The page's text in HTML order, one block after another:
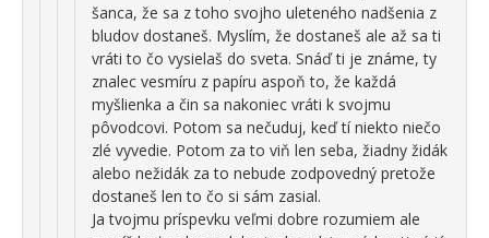
šanca, že sa z toho svojho uleteného nadšenia z
bludov dostaneš. Myslím, že dostaneš ale až sa ti
vráti to čo vysielaš do sveta. Snáď ti je známe, ty
znalec vesmíru z papíru aspoň to, že každá
myšlienka a čin sa nakoniec vráti k svojmu
pôvodcovi. Potom sa nečuduj, keď tí niekto niečo
zlé vyvedie. Potom za to viň len seba, žiadny židák
alebo nežidák za to nebude zodpovedný pretože
dostaneš len to čo si sám zasial.
Ja tvojmu príspevku veľmi dobre rozumiem ale